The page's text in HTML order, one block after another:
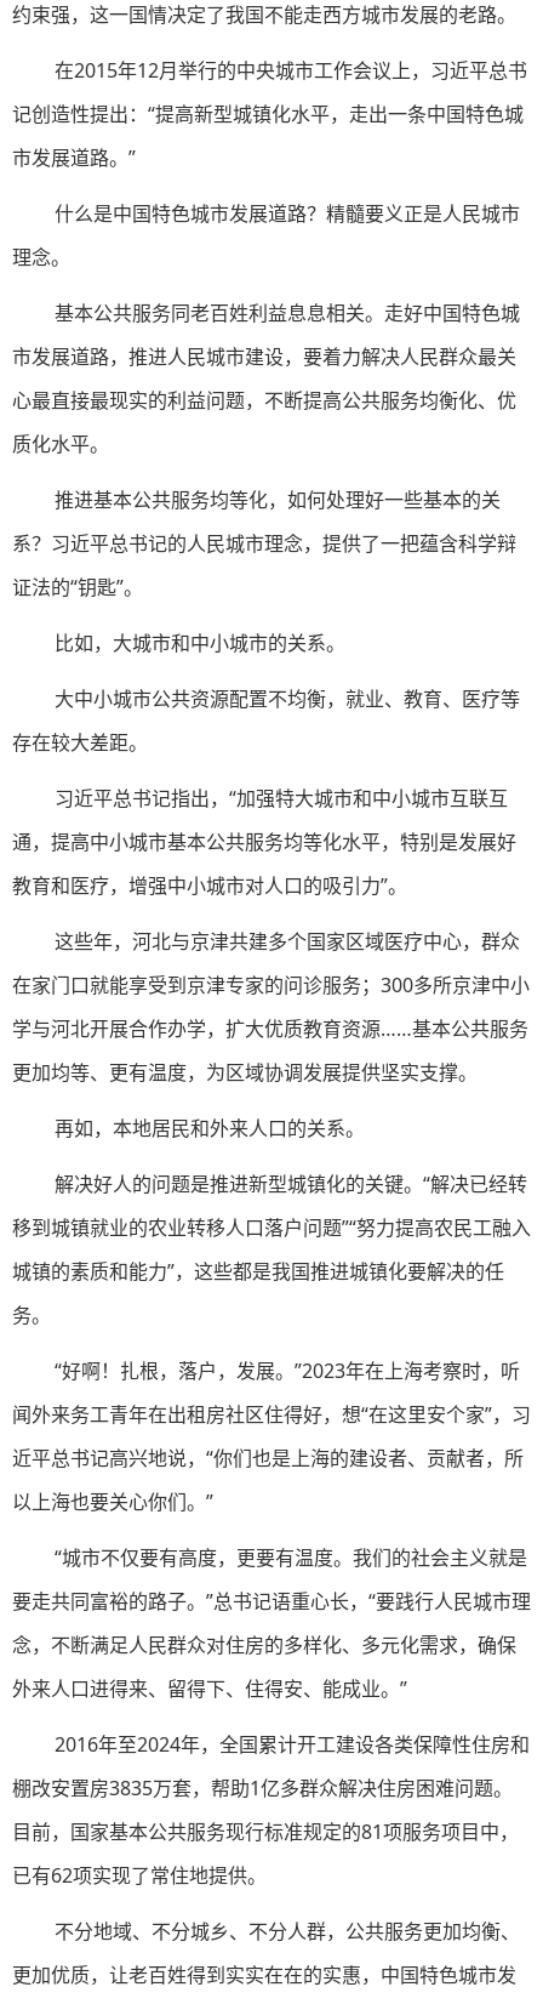
约束强，这一国情决定了我国不能走西方城市发展的老路。
在2015年12月举行的中央城市工作会议上，习近平总书
记创造性提出：“提高新型城镇化水平，走出一条中国特色城
市发展道路。”
什么是中国特色城市发展道路？精髓要义正是人民城市
理念。
基本公共服务同老百姓利益息息相关。走好中国特色城
市发展道路，推进人民城市建设，要着力解决人民群众最关
心最直接最现实的利益问题，不断提高公共服务均衡化、优
质化水平。
推进基本公共服务均等化，如何处理好一些基本的关
系？习近平总书记的人民城市理念，提供了一把蕴含科学辩
证法的“钥匙”。
比如，大城市和中小城市的关系。
大中小城市公共资源配置不均衡，就业、教育、医疗等
存在较大差距。
习近平总书记指出，“加强特大城市和中小城市互联互
通，提高中小城市基本公共服务均等化水平，特别是发展好
教育和医疗，增强中小城市对人口的吸引力”。
这些年，河北与京津共建多个国家区域医疗中心，群众
在家门口就能享受到京津专家的问诊服务；300多所京津中小
学与河北开展合作办学，扩大优质教育资源……基本公共服务
更加均等、更有温度，为区域协调发展提供坚实支撑。
再如，本地居民和外来人口的关系。
解决好人的问题是推进新型城镇化的关键。“解决已经转
移到城镇就业的农业转移人口落户问题”“努力提高农民工融入
城镇的素质和能力”，这些都是我国推进城镇化要解决的任
务。
“好啊！扎根，落户，发展。”2023年在上海考察时，听
闻外来务工青年在出租房社区住得好，想“在这里安个家”，习
近平总书记高兴地说，“你们也是上海的建设者、贡献者，所
以上海也要关心你们。”
“城市不仅要有高度，更要有温度。我们的社会主义就是
要走共同富裕的路子。”总书记语重心长，“要践行人民城市理
念，不断满足人民群众对住房的多样化、多元化需求，确保
外来人口进得来、留得下、住得安、能成业。”
2016年至2024年，全国累计开工建设各类保障性住房和
棚改安置房3835万套，帮助1亿多群众解决住房困难问题。
目前，国家基本公共服务现行标准规定的81项服务项目中，
已有62项实现了常住地提供。
不分地域、不分城乡、不分人群，公共服务更加均衡、
更加优质，让老百姓得到实实在在的实惠，中国特色城市发